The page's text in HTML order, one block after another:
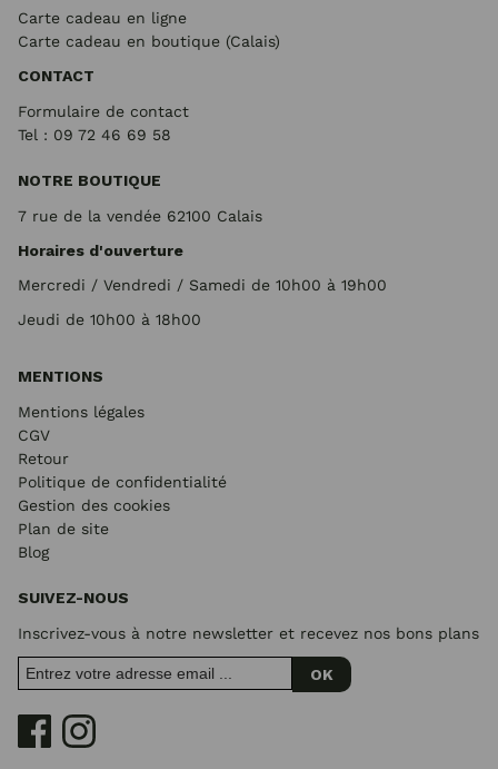
Carte cadeau en ligne
Carte cadeau en boutique (Calais)
CONTACT
Formulaire de contact
Tel : 09 72 46 69 58
NOTRE BOUTIQUE
7 rue de la vendée 62100 Calais
Horaires d'ouverture
Mercredi / Vendredi / Samedi de 10h00 à 19h00
Jeudi de 10h00 à 18h00
MENTIONS
Mentions légales
CGV
Retour
Politique de confidentialité
Gestion des cookies
Plan de site
Blog
SUIVEZ-NOUS
Inscrivez-vous à notre newsletter et recevez nos bons plans
OK